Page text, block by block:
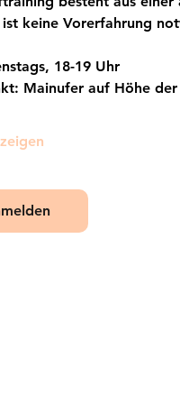
ist keine Vorerfahrung
18-19 Uhr
Mainufer auf Höhe